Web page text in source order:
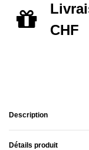
CHF
Description
Détails produit